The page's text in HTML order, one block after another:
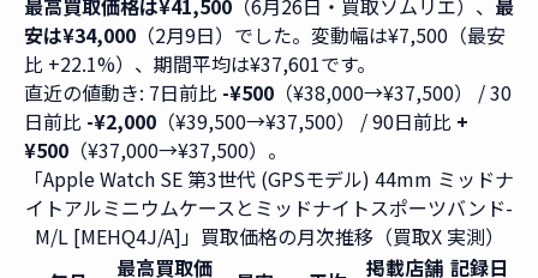
最高買取価格は¥41,500 （6月26日・買取ソムリエ）、 最
安は¥34,000 （2月9日）でした。変動幅は¥7,500（最安
比 +22.1%）、期間平均は¥37,601です。
直近の値動き: 7日前比 -¥500 （¥38,000→¥37,500） / 30
日前比 -¥2,000 （¥39,500→¥37,500） / 90日前比 +
¥500 （¥37,000→¥37,500）。
「Apple Watch SE 第3世代 (GPSモデル) 44mm ミッドナ
イトアルミニウムケースとミッドナイトスポーツバンド-
M/L [MEHQ4J/A]」買取価格の月次推移（買取X 実測）
最高買取価 掲載店舗 記録日